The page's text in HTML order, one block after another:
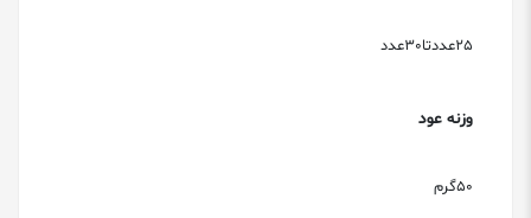
25عددتا30عدد
وزنه عود
50گرم